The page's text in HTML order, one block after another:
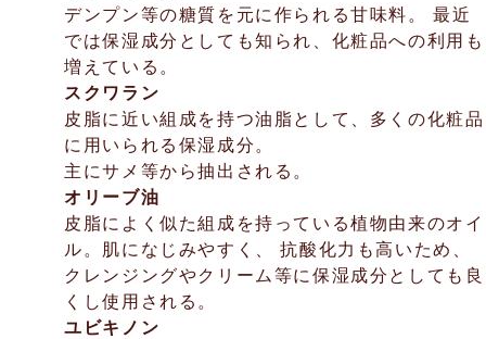
デンプン等の糖質を元に作られる甘味料。 最近
では保湿成分としても知られ、化粧品への利用も
増えている。
スクワラン
皮脂に近い組成を持つ油脂として、多くの化粧品
に用いられる保湿成分。
主にサメ等から抽出される。
オリーブ油
皮脂によく似た組成を持っている植物由来のオイ
ル。肌になじみやすく、 抗酸化力も高いため、
クレンジングやクリーム等に保湿成分としても良
くし使用される。
ユビキノン